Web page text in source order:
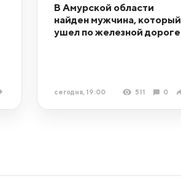
В Амурской области
найден мужчина, который
ушел по железной дороге
сегодня, 19:00 511 0